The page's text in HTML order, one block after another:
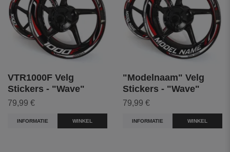
VTR1000F Velg
Stickers - "Wave"
79,99 €
INFORMATIE WINKEL
"Modelnaam" Velg
Stickers - "Wave"
79,99 €
INFORMATIE WINKEL